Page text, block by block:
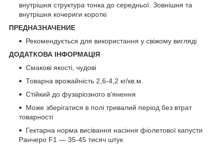
внутрішня структура тонка до середньої. Зовнішня та
внутрішня кочериги короткі
ПРЕДНАЗНАЧЕНИЕ
Рекомендується для використання у свіжому вигляді
ДОДАТКОВА ІНФОРМАЦІЯ
Смакові якості, чудові
Товарна врожайність 2,6-4,2 кг/кв.м.
Стійкий до фузаріозного в'янення
Може зберігатися в полі тривалий період без втрат
товарності
Гектарна норма висівання насіння фіолетової капусти
Ранчеро F1 — 35-45 тисяч штук